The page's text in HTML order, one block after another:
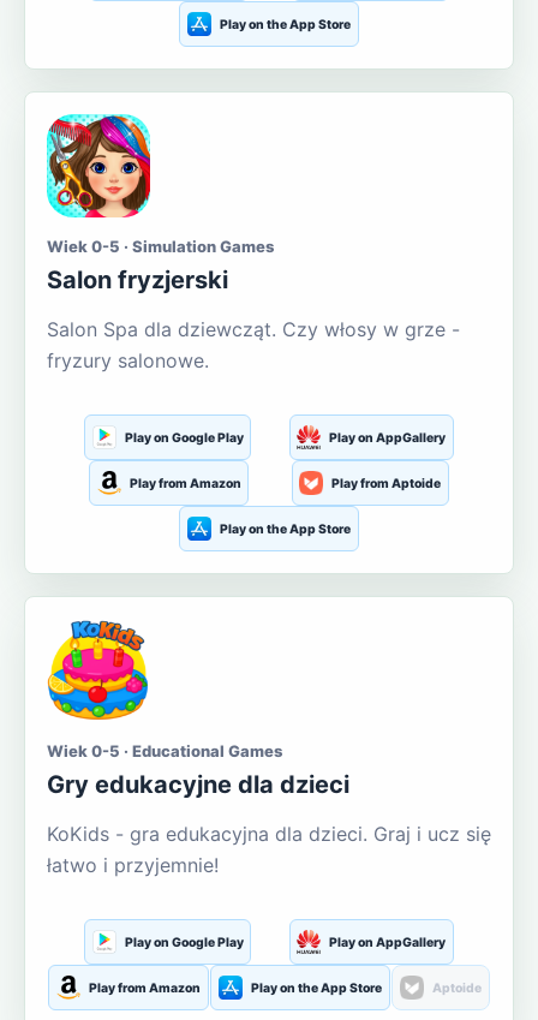
Play on the App Store
Wiek 0-5 · Simulation Games
Salon fryzjerski
Salon Spa dla dziewcząt. Czy włosy w grze -
fryzury salonowe.
Play on Google Play Play on AppGallery
Play from Amazon Play from Aptoide
Play on the App Store
Wiek 0-5 · Educational Games
Gry edukacyjne dla dzieci
KoKids - gra edukacyjna dla dzieci. Graj i ucz się
łatwo i przyjemnie!
Play on Google Play Play on AppGallery
Play from Amazon Play on the App Store Aptoide